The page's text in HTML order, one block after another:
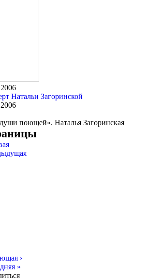
Натальи Загоринской
поющей». Наталья Загоринская
›
»